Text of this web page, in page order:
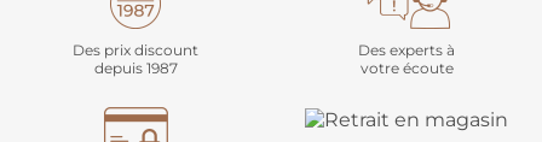
Des prix discount
depuis 1987
Des experts à
votre écoute